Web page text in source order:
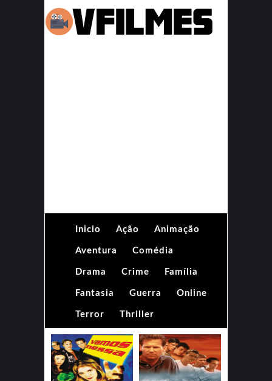
Inicio Ação Animação
Aventura Comédia
Drama Crime Família
Fantasia Guerra Online
Terror Thriller